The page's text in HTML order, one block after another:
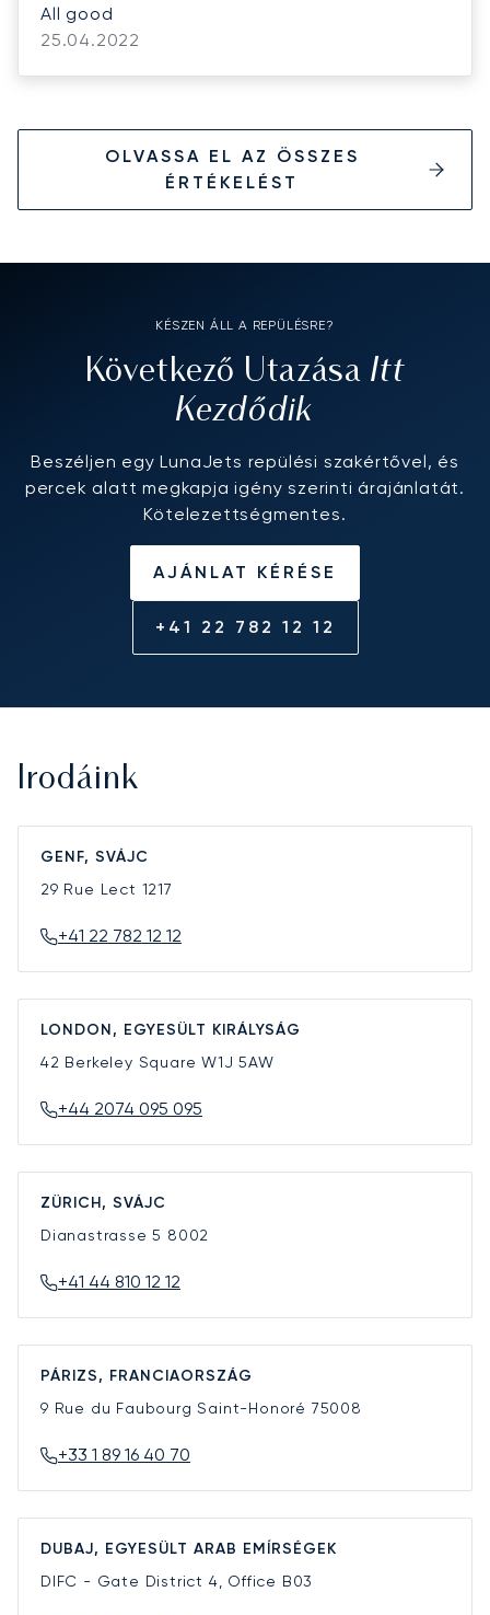
All good
25.04.2022
OLVASSA EL AZ ÖSSZES
ÉRTÉKELÉST
KÉSZEN ÁLL A REPÜLÉSRE?
Következő Utazása Itt
Kezdődik
Beszéljen egy LunaJets repülési szakértővel, és
percek alatt megkapja igény szerinti árajánlatát.
Kötelezettségmentes.
AJÁNLAT KÉRÉSE
+41 22 782 12 12
Irodáink
GENF, SVÁJC
29 Rue Lect 1217
+41 22 782 12 12
LONDON, EGYESÜLT KIRÁLYSÁG
42 Berkeley SquareW1J 5AW
+44 2074 095 095
ZÜRICH, SVÁJC
Dianastrasse 5 8002
+41 44 810 12 12
PÁRIZS, FRANCIAORSZÁG
9 Rue du Faubourg Saint-Honoré 75008
+33 1 89 16 40 70
DUBAJ, EGYESÜLT ARAB EMÍRSÉGEK
DIFC - Gate District 4, Office B03